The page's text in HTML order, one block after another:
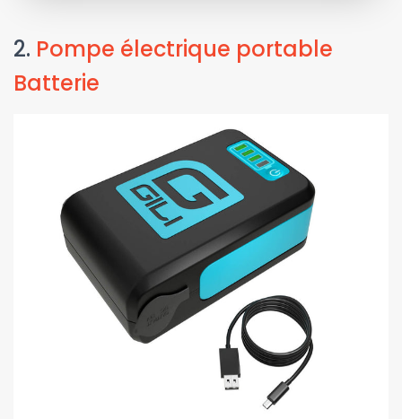
2. Pompe électrique portable
Batterie